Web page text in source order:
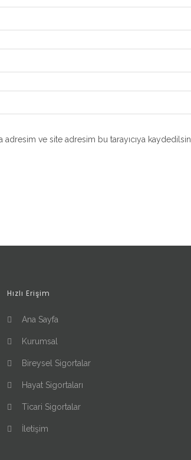
adresim ve site adresim bu tarayıcıya kaydedilsin.
Hızlı Erişim
Ana Sayfa
Kurumsal
Bireysel Sigortalar
Hayat Sigortaları
Ticari Sigortalar
İletişim